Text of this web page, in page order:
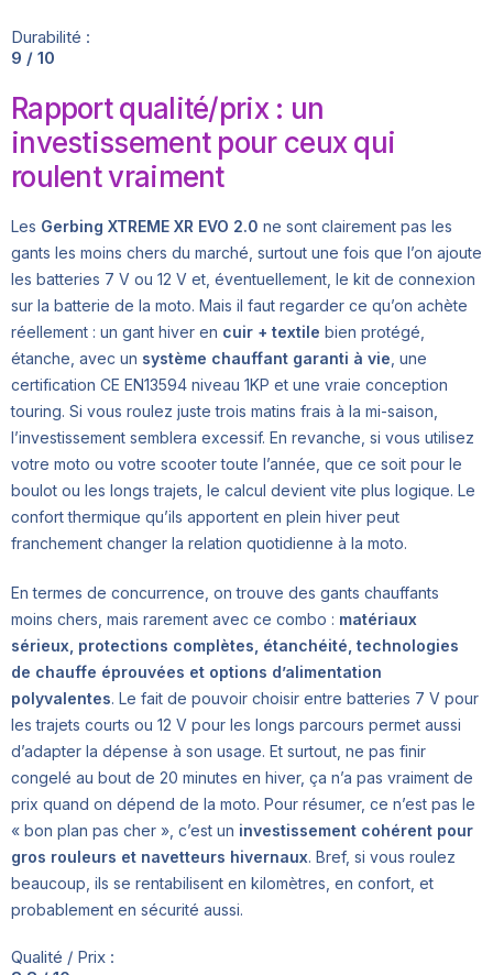
Durabilité :
9 / 10
Rapport qualité/prix : un
investissement pour ceux qui
roulent vraiment
Les Gerbing XTREME XR EVO 2.0 ne sont clairement pas les
gants les moins chers du marché, surtout une fois que l’on ajoute
les batteries 7 V ou 12 V et, éventuellement, le kit de connexion
sur la batterie de la moto. Mais il faut regarder ce qu’on achète
réellement : un gant hiver en cuir + textile bien protégé,
étanche, avec un système chauffant garanti à vie , une
certification CE EN13594 niveau 1KP et une vraie conception
touring. Si vous roulez juste trois matins frais à la mi-saison,
l’investissement semblera excessif. En revanche, si vous utilisez
votre moto ou votre scooter toute l’année, que ce soit pour le
boulot ou les longs trajets, le calcul devient vite plus logique. Le
confort thermique qu’ils apportent en plein hiver peut
franchement changer la relation quotidienne à la moto.
En termes de concurrence, on trouve des gants chauffants
moins chers, mais rarement avec ce combo : matériaux
sérieux, protections complètes, étanchéité, technologies
de chauffe éprouvées et options d’alimentation
polyvalentes. Le fait de pouvoir choisir entre batteries 7 V pour
les trajets courts ou 12 V pour les longs parcours permet aussi
d’adapter la dépense à son usage. Et surtout, ne pas finir
congelé au bout de 20 minutes en hiver, ça n’a pas vraiment de
prix quand on dépend de la moto. Pour résumer, ce n’est pas le
« bon plan pas cher », c’est un investissement cohérent pour
gros rouleurs et navetteurs hivernaux. Bref, si vous roulez
beaucoup, ils se rentabilisent en kilomètres, en confort, et
probablement en sécurité aussi.
Qualité / Prix :